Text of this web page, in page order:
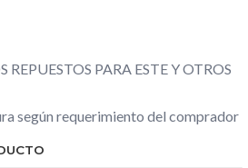
PARA ESTE Y OTROS
según requerimiento del comprador